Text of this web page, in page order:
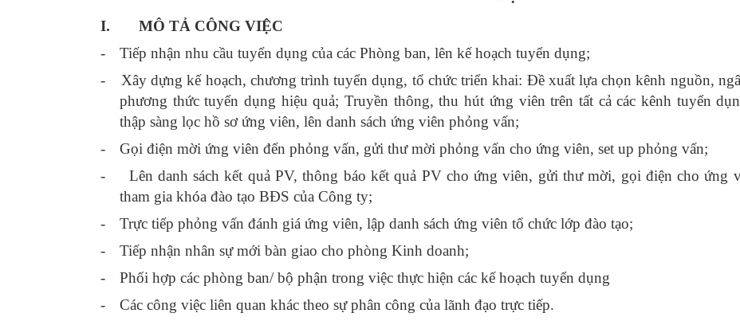
I.
MÔ TẢ CÔNG VIỆC
-
Tiếp nhận nhu cầu tuyển dụng của các Phòng ban, lên kế hoạch tuyển dụng;
-
Xây dựng kế hoạch, chương trình tuyển dụng, tổ chức triển khai: Đề xuất lựa chọn kênh nguồn,
phương thức tuyển dụng hiệu quả; Truyền thông, thu hút ứng viên trên tất cả các kênh tuyển
thập sàng lọc hồ sơ ứng viên, lên danh sách ứng viên phỏng vấn;
-
Gọi điện mời ứng viên đến phỏng vấn, gửi thư mời phỏng vấn cho ứng viên, set up phỏng vấn;
-
Lên danh sách kết quả PV, thông báo kết quả PV cho ứng viên, gửi thư mời, gọi điện cho ứng
tham gia khóa đào tạo BĐS của Công ty;
-
Trực tiếp phỏng vấn đánh giá ứng viên, lập danh sách ứng viên tổ chức lớp đào tạo;
-
Tiếp nhận nhân sự mới bàn giao cho phòng Kinh doanh;
-
Phối hợp các phòng ban/ bộ phận trong việc thực hiện các kế hoạch tuyển dụng
-
Các công việc liên quan khác theo sự phân công của lãnh đạo trực tiếp.